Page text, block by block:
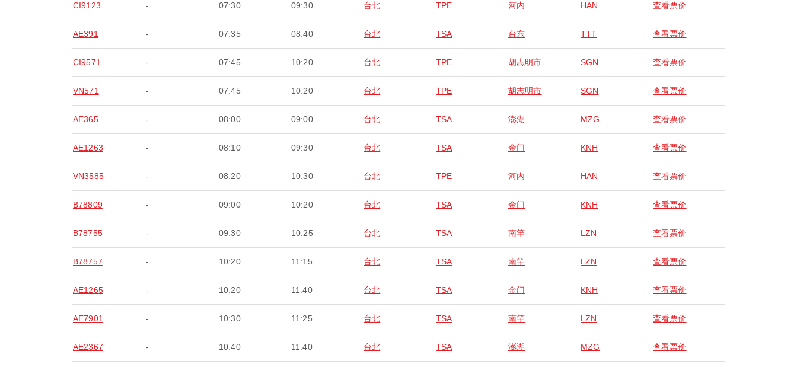
CI9123 - 07:30 09:30 台北 TPE 河内 HAN 查看票价
AE391 - 07:35 08:40 台北 TSA 台东 TTT 查看票价
CI9571 - 07:45 10:20 台北 TPE 胡志明市 SGN 查看票价
VN571 - 07:45 10:20 台北 TPE 胡志明市 SGN 查看票价
AE365 - 08:00 09:00 台北 TSA 澎湖 MZG 查看票价
AE1263 - 08:10 09:30 台北 TSA 金门 KNH 查看票价
VN3585 - 08:20 10:30 台北 TPE 河内 HAN 查看票价
B78809 - 09:00 10:20 台北 TSA 金门 KNH 查看票价
B78755 - 09:30 10:25 台北 TSA 南竿 LZN 查看票价
B78757 - 10:20 11:15 台北 TSA 南竿 LZN 查看票价
AE1265 - 10:20 11:40 台北 TSA 金门 KNH 查看票价
AE7901 - 10:30 11:25 台北 TSA 南竿 LZN 查看票价
AE2367 - 10:40 11:40 台北 TSA 澎湖 MZG 查看票价